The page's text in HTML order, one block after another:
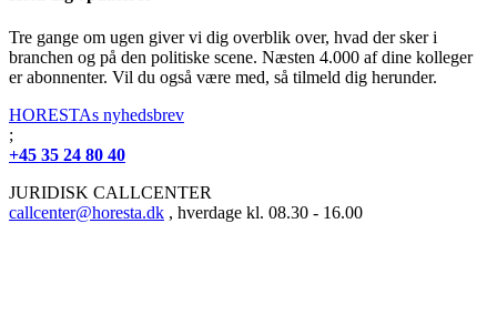
Tre gange om ugen giver vi dig overblik over, hvad der sker i
branchen og på den politiske scene. Næsten 4.000 af dine kolleger
er abonnenter. Vil du også være med, så tilmeld dig herunder.
HORESTAs nyhedsbrev
;
+45 35 24 80 40
JURIDISK CALLCENTER
callcenter@horesta.dk , hverdage kl. 08.30 - 16.00